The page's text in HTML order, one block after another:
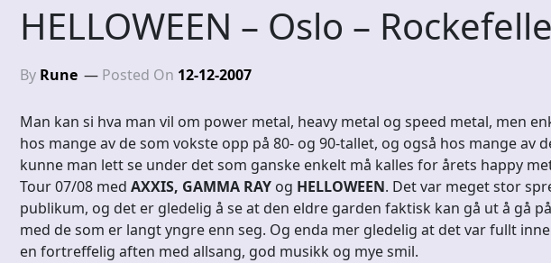
HELLOWEEN – Oslo –
By Rune Posted On 12-12-2007
Man kan si hva man vil om power metal, heavy metal og speed metal, men
hos mange av de som vokste opp på 80- og 90-tallet, og også hos mange av
kunne man lett se under det som ganske enkelt må kalles for årets happy
Tour 07/08 med AXXIS, GAMMA RAY og HELLOWEEN. Det var meget stor
publikum, og det er gledelig å se at den eldre garden faktisk kan gå ut å gå
med de som er langt yngre enn seg. Og enda mer gledelig at det var fullt
en fortreffelig aften med allsang, god musikk og mye smil.